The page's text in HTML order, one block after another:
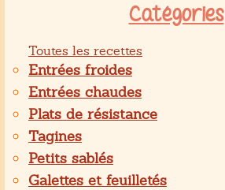
Catégories
Toutes les recettes
Entrées froides
Entrées chaudes
Plats de résistance
Tagines
Petits sablés
Galettes et feuilletés